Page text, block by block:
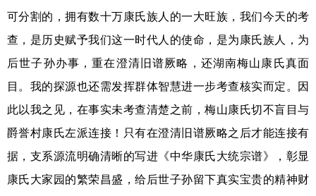
可分割的，拥有数十万康氏族人的一大旺族，我们今天的考
查，是历史赋予我们这一时代人的使命，是为康氏族人，为
后世子孙办事，重在澄清旧谱厥略，还湖南梅山康氏真面
目。我的探源也还需发挥群体智慧进一步考查核实而定。因
此以我之见，在事实未考查清楚之前，梅山康氏切不盲目与
爵誉村康氏左派连接！只有在澄清旧谱厥略之后才能连接有
据，支系源流明确清晰的写进《中华康氏大统宗谱》，彰显
康氏大家园的繁荣昌盛，给后世子孙留下真实宝贵的精神财